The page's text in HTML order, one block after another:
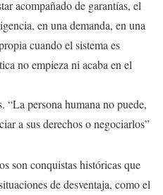
acompañado de garantías, el
en una demanda, en una
cuando el sistema es
no empieza ni acaba en el
“La persona humana no puede,
a sus derechos o negociarlos”
son conquistas históricas que
de desventaja, como el